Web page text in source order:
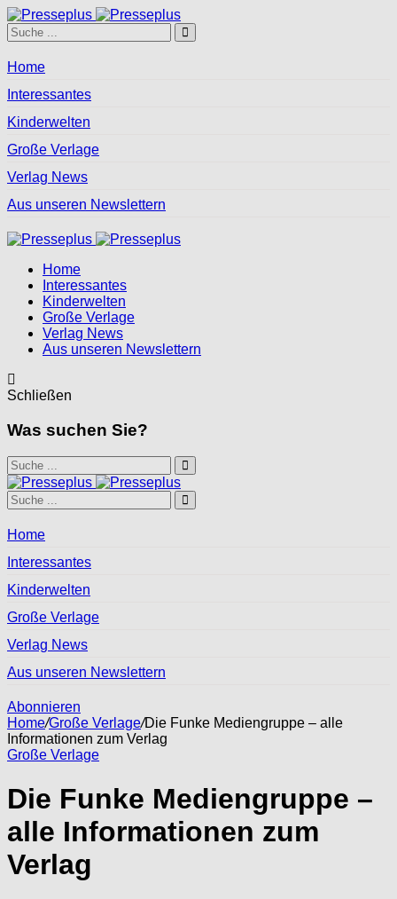
Home
Interessantes
Kinderwelten
Große Verlage
Verlag News
Aus unseren Newslettern
Home
Interessantes
Kinderwelten
Große Verlage
Verlag News
Aus unseren Newslettern
Schließen
Was suchen Sie?
Home
Interessantes
Kinderwelten
Große Verlage
Verlag News
Aus unseren Newslettern
Abonnieren
Home/Große Verlage/Die Funke Mediengruppe – alle
Informationen zum Verlag
Große Verlage
Die Funke Mediengruppe –
alle Informationen zum
Verlag